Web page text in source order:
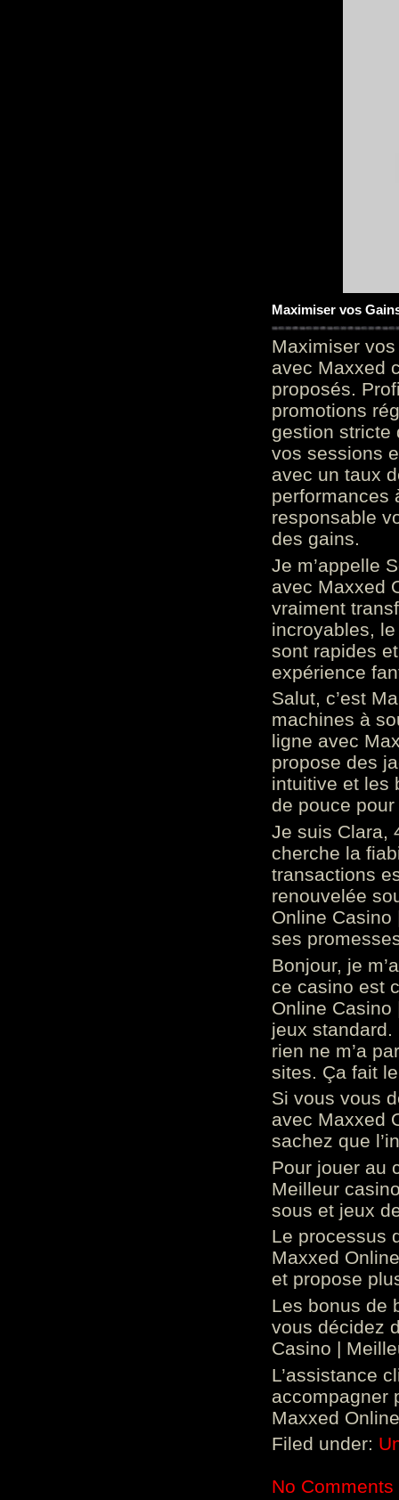
Maximiser vos
Maximiser
avec Maxxed
proposés.
promotions
gestion stricte
vos sessions
avec un taux
performances
responsable
des gains.
Je m’appelle
avec Maxxed
vraiment
incroyables,
sont rapides
expérience
Salut, c’est
machines à
ligne avec
propose des
intuitive et les
de pouce
Je suis Clara,
cherche la
transactions
renouvelée
Online
ses
Bonjour, je
ce casino est
Online
jeux standard.
rien ne m’a
sites. Ça fait
Si vous vous
avec Maxxed
sachez que
Pour jouer au
Meilleur
sous et jeux
Le processus
Maxxed
et propose
Les bonus de
vous décidez
Casino |
L’assistance
accompagner
Maxxed
Filed under:
No Comments